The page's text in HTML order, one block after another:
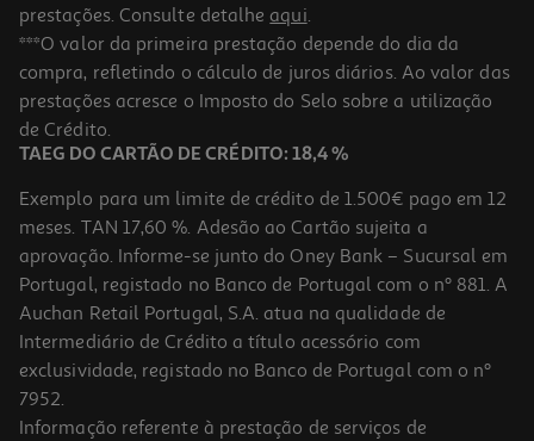
4.8
Máquina De Café Delta Q Mini Qool Cinzento 1200w 20 Bar
39.99 €/un
39,99 €
-50%
prestações. Consulte detalhe aqui.
***O valor da primeira prestação depende do dia da
compra, refletindo o cálculo de juros diários. Ao valor das
prestações acresce o Imposto do Selo sobre a utilização
de Crédito.
TAEG DO CARTÃO DE CRÉDITO: 18,4 %
Exemplo para um limite de crédito de 1.500€ pago em 12
meses. TAN 17,60 %. Adesão ao Cartão sujeita a
aprovação. Informe-se junto do Oney Bank – Sucursal em
Portugal, registado no Banco de Portugal com o nº 881. A
Auchan Retail Portugal, S.A. atua na qualidade de
Intermediário de Crédito a título acessório com
exclusividade, registado no Banco de Portugal com o nº
7952.
Informação referente à prestação de serviços de